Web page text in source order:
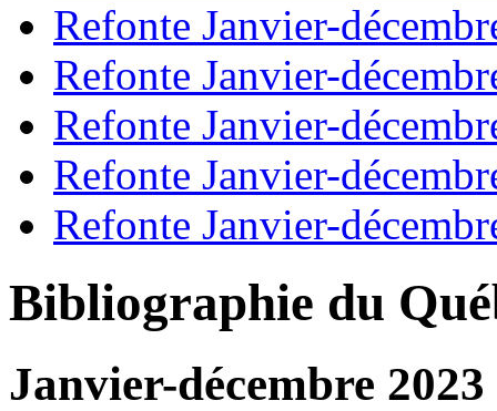
Refonte Janvier-
Refonte Janvier-
Refonte Janvier-
Refonte Janvier-
Refonte Janvier-
Bibliographie du
Janvier-décembre 2023